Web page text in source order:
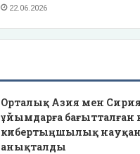
22.06.2026
Орталық Азия мен
ұйымдарға бағытталған
кибертыңшылық науқан
анықталды